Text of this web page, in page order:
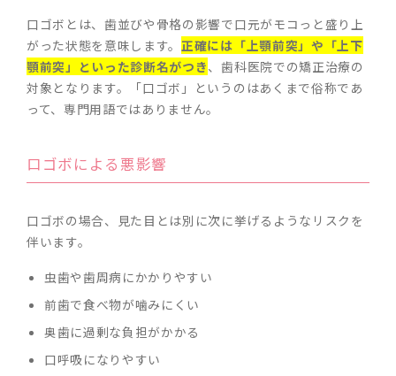
口ゴボとは、歯並びや骨格の影響で口元がモコっと盛り上
がった状態を意味します。 正確には「上顎前突」や「上下
顎前突」といった診断名がつき、歯科医院での矯正治療の
対象となります。「口ゴボ」というのはあくまで俗称であ
って、専門用語ではありません。
口ゴボによる悪影響
口ゴボの場合、見た目とは別に次に挙げるようなリスクを
伴います。
虫歯や歯周病にかかりやすい
前歯で食べ物が噛みにくい
奥歯に過剰な負担がかかる
口呼吸になりやすい